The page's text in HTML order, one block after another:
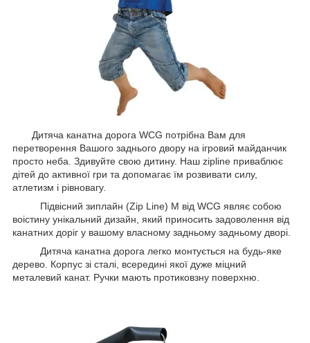
Дитяча канатна дорога WCG потрібна Вам для
перетворення Вашого заднього двору на ігровий майданчик
просто неба. Здивуйте свою дитину. Наш zipline приваблює
дітей до активної гри та допомагає їм розвивати силу,
атлетизм і рівновагу.
Підвісний зиплайн (Zip Line) M від WCG являє собою
воістину унікальний дизайн, який приносить задоволення від
канатних доріг у вашому власному задньому задньому дворі.
Дитяча канатна дорога легко монтується на будь-яке
дерево. Корпус зі сталі, всередині якої дуже міцний
металевий канат. Ручки мають протиковзну поверхню.